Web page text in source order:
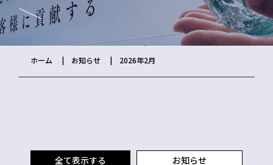
ホーム お知らせ 2026年2月
全て表示する お知らせ